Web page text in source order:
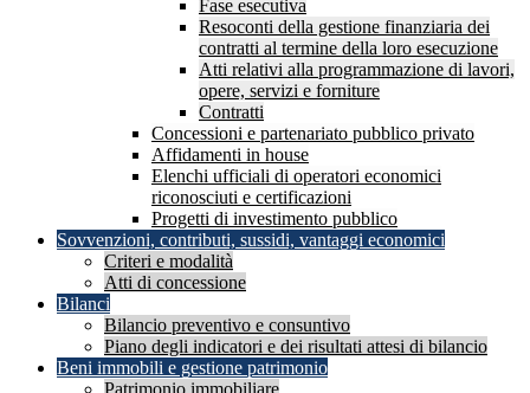
Fase esecutiva
Resoconti della gestione finanziaria dei
contratti al termine della loro esecuzione
Atti relativi alla programmazione di lavori,
opere, servizi e forniture
Contratti
Concessioni e partenariato pubblico privato
Affidamenti in house
Elenchi ufficiali di operatori economici
riconosciuti e certificazioni
Progetti di investimento pubblico
Sovvenzioni, contributi, sussidi, vantaggi economici
Criteri e modalità
Atti di concessione
Bilanci
Bilancio preventivo e consuntivo
Piano degli indicatori e dei risultati attesi di bilancio
Beni immobili e gestione patrimonio
Patrimonio immobiliare